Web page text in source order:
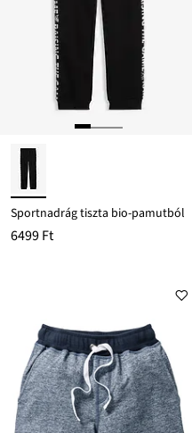
Sportnadrág tiszta bio-pamutból
6499 Ft